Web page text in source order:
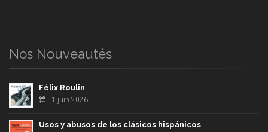
Nos Nouveautés
Félix Roulin
1 juin 2026
Usos y abusos de los clásicos hispánicos